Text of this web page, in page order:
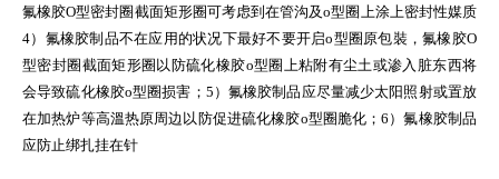
氟橡胶O型密封圈截面矩形圈可考虑到在管沟及o型圈上涂上密封性媒质
4）氟橡胶制品不在应用的状况下最好不要开启o型圈原包裝，氟橡胶O
型密封圈截面矩形圈以防硫化橡胶o型圈上粘附有尘土或渗入脏东西将
会导致硫化橡胶o型圈损害；5）氟橡胶制品应尽量减少太阳照射或置放
在加热炉等高溫热原周边以防促进硫化橡胶o型圈脆化；6）氟橡胶制品
应防止绑扎挂在针